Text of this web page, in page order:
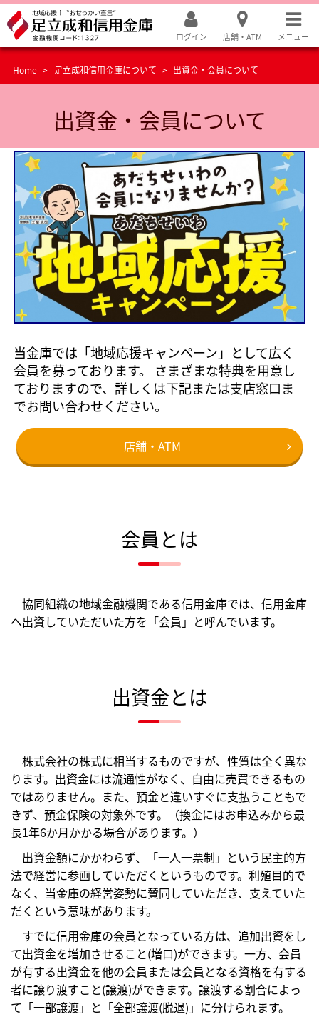
ログイン 店舗・ATM メニュー
Home 足立成和信用金庫について 出資金・会員について
出資金・会員について
当金庫では「地域応援キャンペーン」として広く
会員を募っております。 さまざまな特典を用意し
ておりますので、詳しくは下記または支店窓口ま
でお問い合わせください。
店舗・ATM
会員とは
協同組織の地域金融機関である信用金庫では、信用金庫
へ出資していただいた方を「会員」と呼んでいます。
出資金とは
株式会社の株式に相当するものですが、性質は全く異な
ります。出資金には流通性がなく、自由に売買できるもの
ではありません。また、預金と違いすぐに支払うこともで
きず、預金保険の対象外です。（換金にはお申込みから最
長1年6か月かかる場合があります。）
出資金額にかかわらず、「一人一票制」という民主的方
法で経営に参画していただくというものです。利殖目的で
なく、当金庫の経営姿勢に賛同していただき、支えていた
だくという意味があります。
すでに信用金庫の会員となっている方は、追加出資をし
て出資金を増加させること(増口)ができます。一方、会員
が有する出資金を他の会員または会員となる資格を有する
者に譲り渡すこと(譲渡)ができます。譲渡する割合によっ
て「一部譲渡」と「全部譲渡(脱退)」に分けられます。